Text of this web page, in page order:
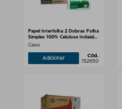
Papel Interfolha 2 Dobras Folha
Simples 100% Celulose Indaial
5.000 folhas
Caixa
Adicionar
Cód.
152650